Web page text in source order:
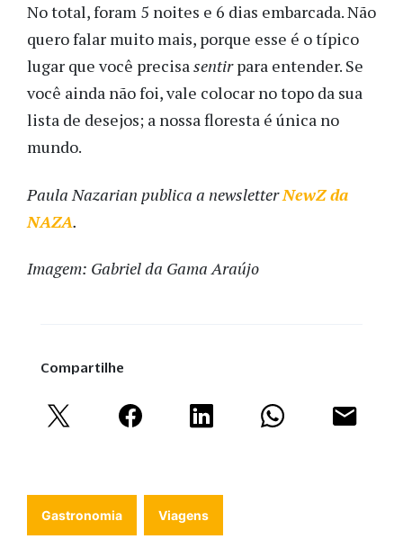
No total, foram 5 noites e 6 dias embarcada. Não
quero falar muito mais, porque esse é o típico
lugar que você precisasentirpara entender. Se
você ainda não foi, vale colocar no topo da sua
lista de desejos; a nossa floresta é única no
mundo.
Paula Nazarian publica a newsletterNewZ da
NAZA.
Imagem: Gabriel da Gama Araújo
Compartilhe
Gastronomia Viagens